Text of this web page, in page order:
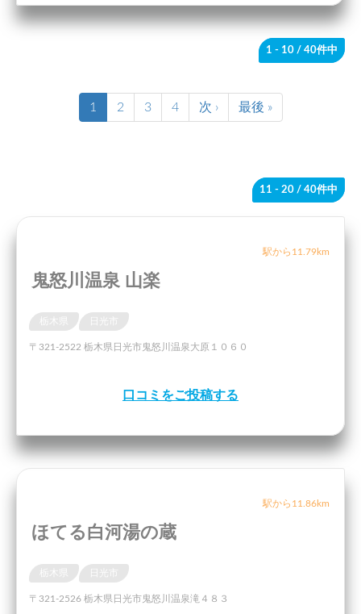
1 - 10 / 40件中
1 2 3 4 次 › 最後 »
11 - 20 / 40件中
駅から11.79km
鬼怒川温泉 山楽
〒321-2522 栃木県日光市鬼怒川温泉大原１０６０
口コミをご投稿する
駅から11.86km
ほてる白河湯の蔵
〒321-2526 栃木県日光市鬼怒川温泉滝４８３